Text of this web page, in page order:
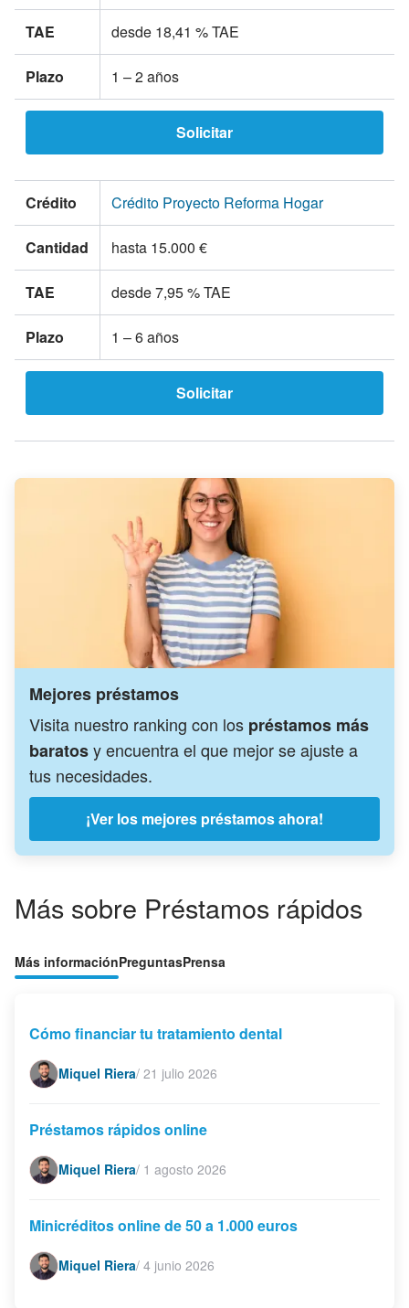
TAE desde 18,41 % TAE
Plazo 1 – 2 años
Solicitar
Crédito Crédito Proyecto Reforma Hogar
Cantidad hasta 15.000 €
TAE desde 7,95 % TAE
Plazo 1 – 6 años
Solicitar
Mejores préstamos
Visita nuestro ranking con los préstamos más
baratosy encuentra el que mejor se ajuste a
tus necesidades.
¡Ver los mejores préstamos ahora!
Más sobre Préstamos rápidos
Más informaciónPreguntasPrensa
Cómo financiar tu tratamiento dental
Miquel Riera/ 21 julio 2026
Préstamos rápidos online
Miquel Riera/ 1 agosto 2026
Minicréditos online de 50 a 1.000 euros
Miquel Riera/ 4 junio 2026